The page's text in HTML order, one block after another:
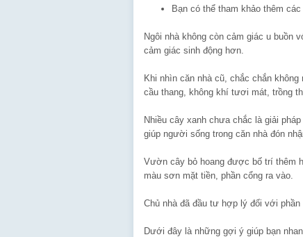
Bạn có thể tham khảo thêm các
Ngôi nhà không còn cảm giác u buồn
cảm giác sinh động hơn.
Khi nhìn căn nhà cũ, chắc chắn
cầu thang, không khí tươi mát, trồng
Nhiều cây xanh chưa chắc là giải
giúp người sống trong căn nhà đón
Vườn cây bỏ hoang được bố trí thêm
màu sơn mặt tiền, phần cổng ra vào.
Chủ nhà đã đầu tư hợp lý đối với
Dưới đây là những gợi ý giúp bạn